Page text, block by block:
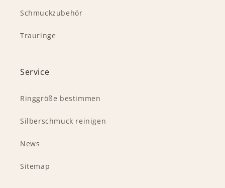
Schmuckzubehör
Trauringe
Service
Ringgröße bestimmen
Silberschmuck reinigen
News
Sitemap